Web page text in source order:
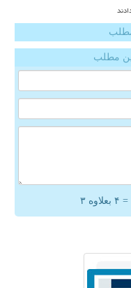
مطلب
مطلب
= ۴ بعلاوه ۳